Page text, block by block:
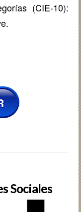
(CIE-10):
Sociales